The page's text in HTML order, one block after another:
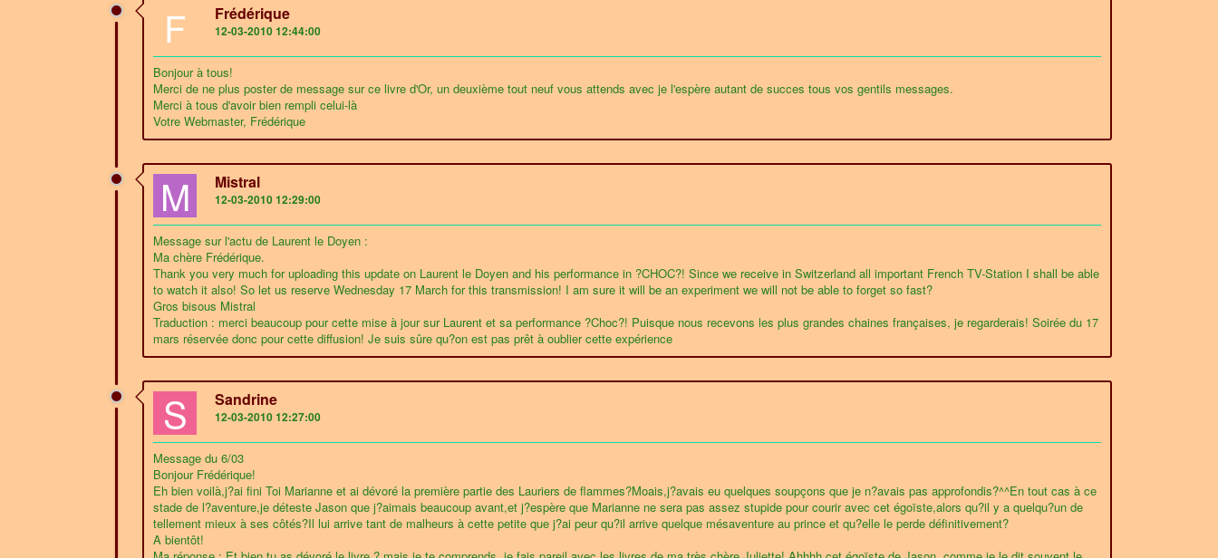
F Frédérique
12-03-2010 12:44:00
Bonjour à tous!
Merci de ne plus poster de message sur ce livre d'Or, un deuxième tout neuf vous attends avec je l'espère autant de succes tous vos gentils messages.
Merci à tous d'avoir bien rempli celui-là
Votre Webmaster, Frédérique
M Mistral
12-03-2010 12:29:00
Message sur l'actu de Laurent le Doyen :
Ma chère Frédérique.
Thank you very much for uploading this update on Laurent le Doyen and his performance in ?CHOC?! Since we receive in Switzerland all important French TV-Station I shall be able
to watch it also! So let us reserve Wednesday 17 March for this transmission! I am sure it will be an experiment we will not be able to forget so fast?
Gros bisous Mistral
Traduction : merci beaucoup pour cette mise à jour sur Laurent et sa performance ?Choc?! Puisque nous recevons les plus grandes chaines françaises, je regarderais! Soirée du 17
mars réservée donc pour cette diffusion! Je suis sûre qu?on est pas prêt à oublier cette expérience
S Sandrine
12-03-2010 12:27:00
Message du 6/03
Bonjour Frédérique!
Eh bien voilà,j?ai fini Toi Marianne et ai dévoré la première partie des Lauriers de flammes?Moais,j?avais eu quelques soupçons que je n?avais pas approfondis?^^En tout cas à ce
stade de l?aventure,je déteste Jason que j?aimais beaucoup avant,et j?espère que Marianne ne sera pas assez stupide pour courir avec cet égoïste,alors qu?il y a quelqu?un de
tellement mieux à ses côtés?Il lui arrive tant de malheurs à cette petite que j?ai peur qu?il arrive quelque mésaventure au prince et qu?elle le perde définitivement?
A bientôt!